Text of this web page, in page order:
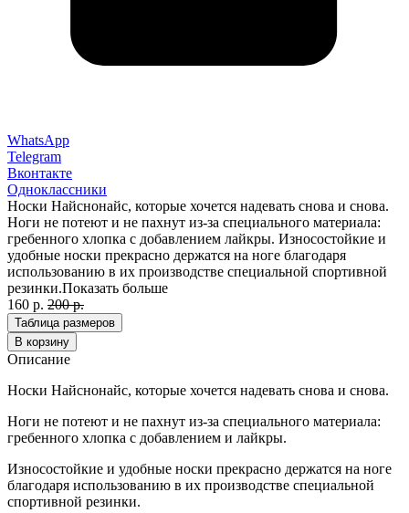
WhatsApp
Telegram
Вконтакте
Одноклассники
Носки Найснонайс, которые хочется надевать снова и снова.
Ноги не потеют и не пахнут из-за специального материала:
гребенного хлопка с добавлением лайкры. Износостойкие и
удобные носки прекрасно держатся на ноге благодаря
использованию в их производстве специальной спортивной
резинки.Показать больше
160 р. 200 р.
Таблица размеров
В корзину
Описание
Носки Найснонайс, которые хочется надевать снова и снова.
Ноги не потеют и не пахнут из-за специального материала:
гребенного хлопка с добавлением и лайкры.
Износостойкие и удобные носки прекрасно держатся на ноге
благодаря использованию в их производстве специальной
спортивной резинки.